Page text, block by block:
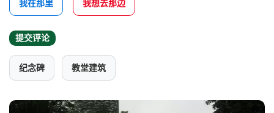
我在那里 我想去那边
提交评论
纪念碑 教堂建筑